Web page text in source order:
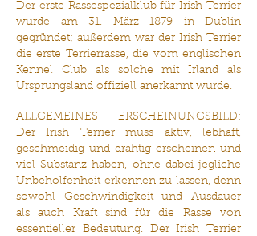
Der erste Rassespezialklub für Irish Terrier
wurde am 31. März 1879 in Dublin
gegründet; außerdem war der Irish Terrier
die erste Terrierrasse, die vom englischen
Kennel Club als solche mit Irland als
Ursprungsland offiziell anerkannt wurde.
ALLGEMEINES ERSCHEINUNGSBILD:
Der Irish Terrier muss aktiv, lebhaft,
geschmeidig und drahtig erscheinen und
viel Substanz haben, ohne dabei jegliche
Unbeholfenheit erkennen zu lassen, denn
sowohl Geschwindigkeit und Ausdauer
als auch Kraft sind für die Rasse von
essentieller Bedeutung. Der Irish Terrier